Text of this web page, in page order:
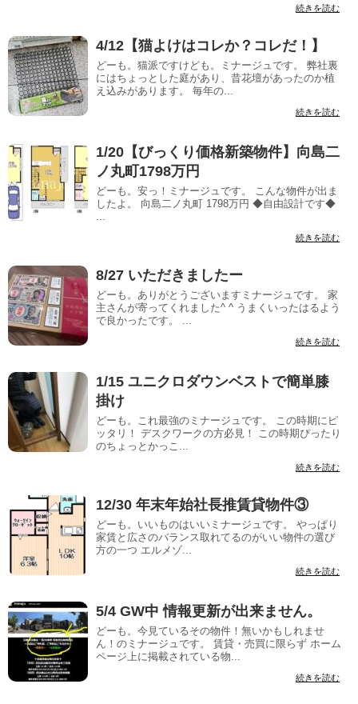
続きを読む
4/12【猫よけはコレか？コレだ！】
どーも。猫派ですけども。ミナージュです。 弊社裏
にはちょっとした庭があり、昔花壇があったのか植
え込みがあります。 毎年の...
続きを読む
1/20【びっくり価格新築物件】向島二
ノ丸町1798万円
どーも。安っ！ミナージュです。 こんな物件が出ま
したよ。 向島二ノ丸町 1798万円 ◆自由設計です◆
続きを読む
8/27 いただきましたー
どーも。ありがとうございますミナージュです。 家
主さんが寄ってくれました^ ^ うまくいったはるよう
で良かったです。 ...
続きを読む
1/15 ユニクロダウンベストで簡単膝
掛け
どーも。これ最強のミナージュです。 この時期にピ
ッタリ！ デスクワークの方必見！ この時期ぴったり
のちょっとかっこ...
続きを読む
12/30 年末年始社長推賃貸物件③
どーも。いいものはいいミナージュです。 やっぱり
家賃と広さのバランス取れてるのがいい物件の選び
方の一つ エルメゾ...
続きを読む
5/4 GW中 情報更新が出来ません。
どーも。今見ているその物件！無いかもしれませ
ん！のミナージュです。 賃貸・売買に限らず ホーム
ページ上に掲載されている物...
続きを読む